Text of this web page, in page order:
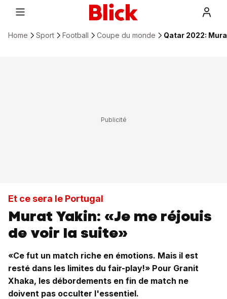
Home Sport Football Coupe du monde Qatar 2022:
Et ce sera le Portugal
Murat Yakin: «Je me réjouis
de voir la suite»
«Ce fut un match riche en émotions. Mais il est
resté dans les limites du fair-play!» Pour Granit
Xhaka, les débordements en fin de match ne
doivent pas occulter l'essentiel.